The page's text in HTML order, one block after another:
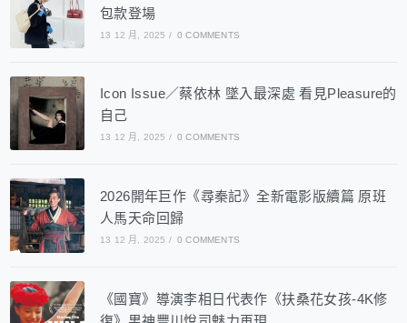
包款登場
13 12 月, 2025 / 0 COMMENTS
Icon Issue／蔡依林 墜入最深處 看見Pleasure的
自己
13 12 月, 2025 / 0 COMMENTS
2026開年巨作《尋秦記》全新電影版續篇 原班
人馬天命回歸
13 12 月, 2025 / 0 COMMENTS
《國寶》導演李相日代表作《扶桑花女孩-4K修